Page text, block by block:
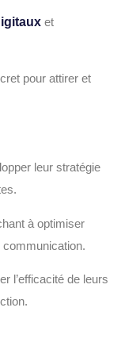
et
pour attirer et
leur stratégie
à optimiser
l’efficacité de leurs